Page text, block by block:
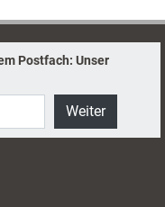
Postfach: Unser
Weiter